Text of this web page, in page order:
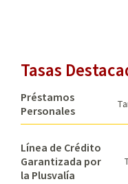
Tasas
Préstamos
Personales
Línea de Crédito
Garantizada por
la Plusvalía